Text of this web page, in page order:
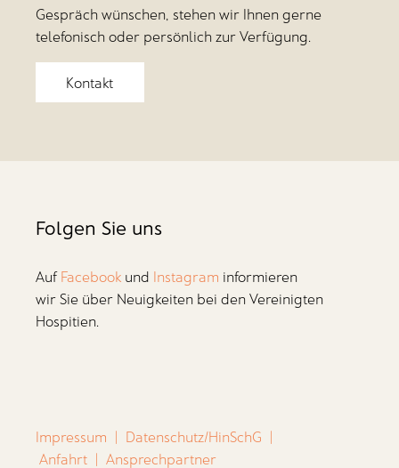
Gespräch wünschen, stehen wir Ihnen gerne
telefonisch oder persönlich zur Verfügung.
Kontakt
Folgen Sie uns
Auf Facebook und Instagram informieren
wir Sie über Neuigkeiten bei den Vereinigten
Hospitien.
Impressum | Datenschutz/HinSchG |
Anfahrt | Ansprechpartner